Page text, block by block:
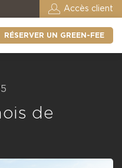
Accès client
RÉSERVER UN GREEN-FEE
de